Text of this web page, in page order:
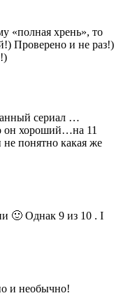
«полная хрень», то
Проверено и не раз!)
сериал …
он хороший…на 11
не понятно какая же
🙂 Однак 9 из 10 . І
и необычно!